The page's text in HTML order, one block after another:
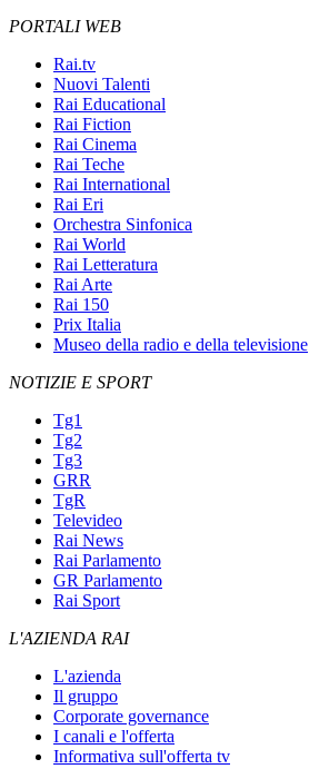
PORTALI WEB
Rai.tv
Nuovi Talenti
Rai Educational
Rai Fiction
Rai Cinema
Rai Teche
Rai International
Rai Eri
Orchestra Sinfonica
Rai World
Rai Letteratura
Rai Arte
Rai 150
Prix Italia
Museo della radio e della televisione
NOTIZIE E SPORT
Tg1
Tg2
Tg3
GRR
TgR
Televideo
Rai News
Rai Parlamento
GR Parlamento
Rai Sport
L'AZIENDA RAI
L'azienda
Il gruppo
Corporate governance
I canali e l'offerta
Informativa sull'offerta tv